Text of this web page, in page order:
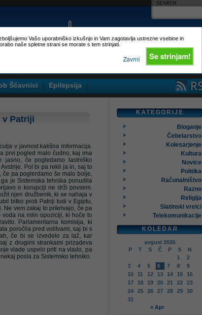
Vašo uporabniško izkušnjo in Vam zagotavlja ustrezne vsebine in
naše spletne strani se morate s tem strinjati.
Se strinjam!
Zavrni
Ščavnici Epilepsija
v Patriji
v javnost kakšna informacija.
prvi pogled malo čudno, kaj ima
jasno, če pogledamo lastniško
Pol bi pa rekli ja in, saj to
pa poglerdamo še malo bolje,
je Sistemska tehnika ponudila
o korupciji ne drži povsem.
njen družbenik, ki se nahaja v
bitko proti Patriji tudi v Egiptu,
Ne vem zakaj to prikrivajo, če pa
na mlin opoziciji, ki hoče to
Parlamentarna komisija, ki
poročila pred volitvami, saj bi s
če bi se izvedelo za laž, kar
z drugimi strankami prizadeva
vlade uspelo priti na vlado, pa
posla za Sistemsko tehniko.
KATEGORIJE
Bloganje
Čebelarstvo
Kolesarjenje
Kultura
Novice
Politika
Računalništvo
Razno
Religija
Slatinski vrelci
Telekomunikacije
KOLEDAR
avgust 2026
P
T S Č P S
N
1
2
3
4 5 6 7 8
9
10
11 12 13 14 15
16
17
18 19 20 21 22
23
24
25 26 27 28 29
30
31
« Apr